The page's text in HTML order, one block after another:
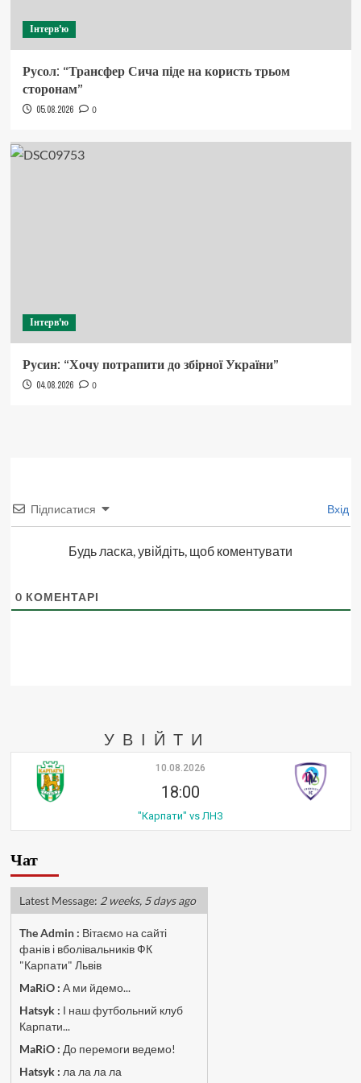
Інтерв'ю
Русол: “Трансфер Сича піде на користь трьом
сторонам”
05.08.2026 0
Інтерв'ю
Русин: “Хочу потрапити до збірної України”
04.08.2026 0
Підписатися Вхід
Будь ласка, увійдіть, щоб коментувати
0 КОМЕНТАРІ
УВІЙТИ
10.08.2026
18:00
"Карпати" vs ЛНЗ
Чат
Latest Message: 2 weeks, 5 days ago
The Admin: Вітаємо на сайті
фанів і вболівальників ФК
"Карпати" Львів
MaRiO : А ми йдемо...
Hatsyk : І наш футбольний клуб
Карпати...
MaRiO : До перемоги ведемо!
Hatsyk : ла ла ла ла